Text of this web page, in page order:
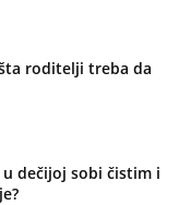
roditelji treba da
dečijoj sobi čistim i